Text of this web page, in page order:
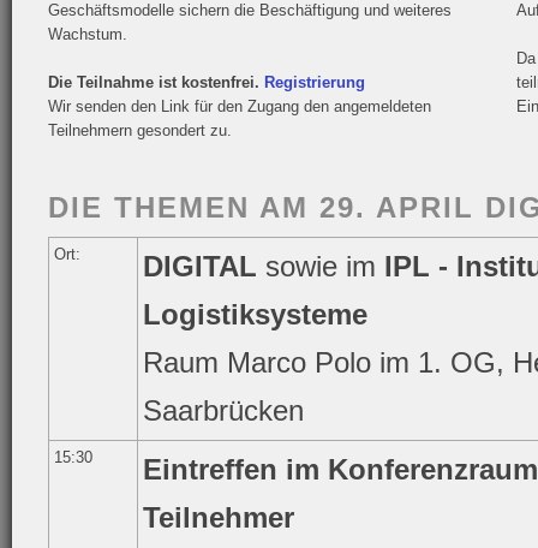
Geschäftsmodelle sichern die Beschäftigung und weiteres
Wachstum.
Die Teilnahme ist kostenfrei. Registrierung
Wir senden den Link für den Zugang den angemeldeten
Teilnehmern gesondert zu.
DIE THEMEN AM 29. APRIL
Ort: DIGITAL sowie im IPL -
Logistiksysteme
Raum Marco Polo im 1. OG,
Saarbrücken
15:30
Eintreffen im
Teilnehmer